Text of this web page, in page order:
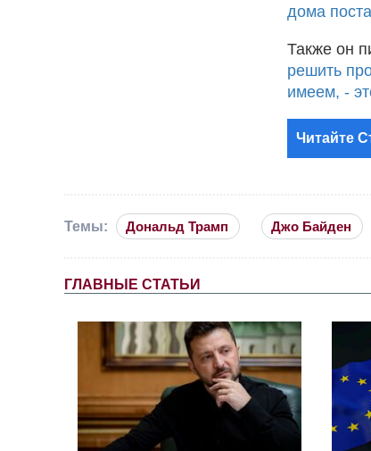
дома
Также он
решить
имеем, -
Читайте
Темы: Дональд Трамп Джо Байден
ГЛАВНЫЕ СТАТЬИ